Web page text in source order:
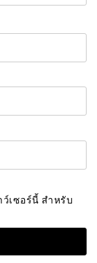
เซอร์นี้ สำหรับ